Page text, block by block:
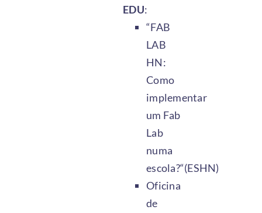
EDU:
“FAB
LAB
HN:
Como
implementar
um Fab
Lab
numa
escola?“(ESHN)
Oficina
de